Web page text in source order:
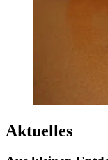
Aktuelles